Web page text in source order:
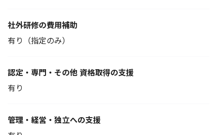
社外研修の費用補助
有り（指定のみ）
認定・専門・その他 資格取得の支援
有り
管理・経営・独立への支援